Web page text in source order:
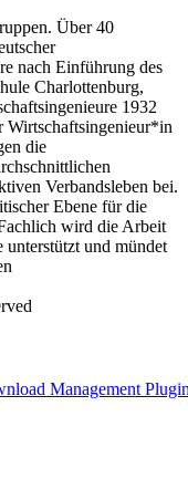
Über 40
nach Einführung des
Charlottenburg,
1932
Wirtschaftsingenieur*in
die
Verbandsleben bei.
Ebene für die
wird die Arbeit
unterstützt und mündet
Management